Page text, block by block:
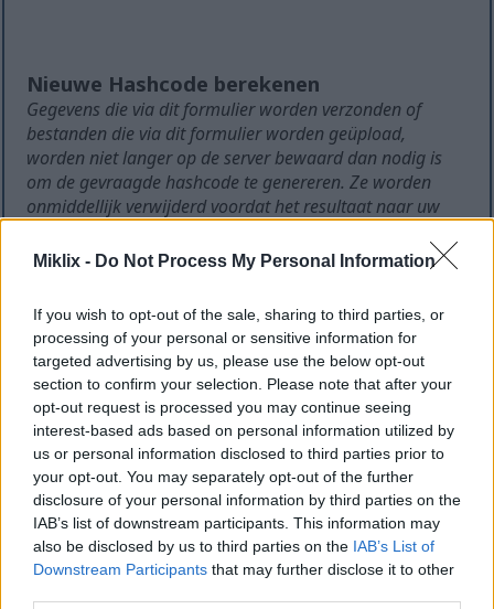
Miklix - Do Not Process My Personal Information
If you wish to opt-out of the sale, sharing to third parties, or
processing of your personal or sensitive information for
targeted advertising by us, please use the below opt-out
section to confirm your selection. Please note that after your
opt-out request is processed you may continue seeing
interest-based ads based on personal information utilized by
us or personal information disclosed to third parties prior to
your opt-out. You may separately opt-out of the further
disclosure of your personal information by third parties on the
IAB’s list of downstream participants. This information may
also be disclosed by us to third parties on the IAB’s List of
Downstream Participants that may further disclose it to other
Nieuwe Hashcode berekenen
Gegevens die via dit formulier worden verzonden of
bestanden die via dit formulier worden geüpload,
worden niet langer op de server bewaard dan nodig is
om de gevraagde hashcode te genereren. Ze worden
onmiddellijk verwijderd voordat het resultaat naar uw
Platte tekst
Bestanden uploaden
Voorloopwitruimte en witruimte achteraan
verwijderen?
De ingediende tekst is UTF-8 gecodeerd. Aangezien hashfuncties
werken op binaire gegevens, zal het resultaat anders zijn dan
wanneer de tekst in een andere codering zou zijn. Als je een
hash moet berekenen van een tekst in een specifieke codering,